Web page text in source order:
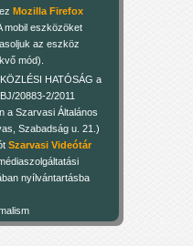
Mozilla Firefox
mobil eszközöket
az eszköz
mód).
HATÓSÁG a
20883-2/2011
a Szarvasi Általános
Szabadság u. 21.)
Szarvasi Videótár
nyílvántartásba